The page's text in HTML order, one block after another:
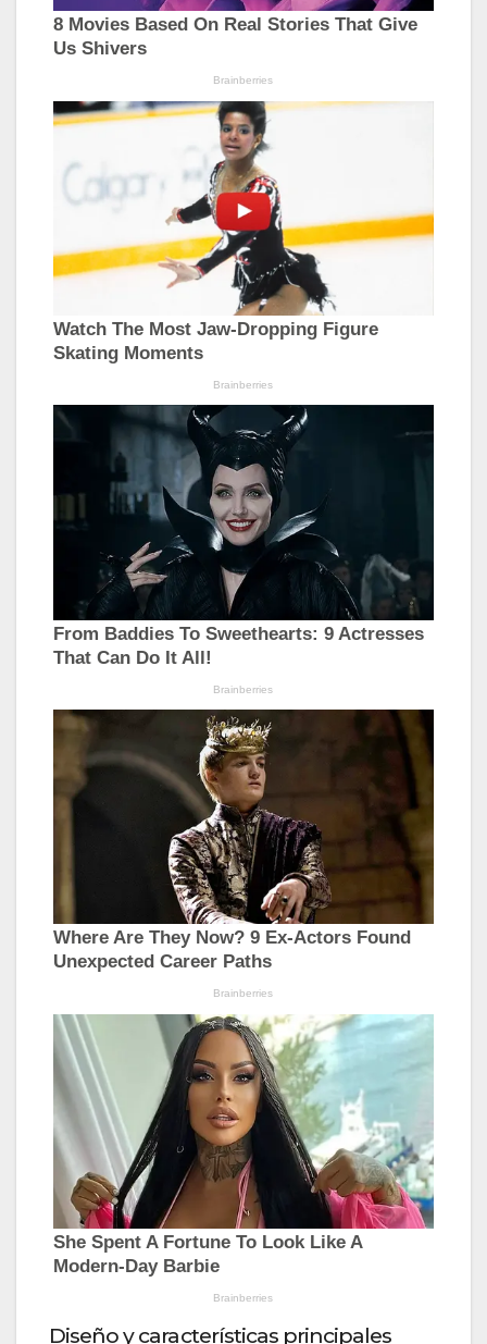
Diseño y características principales